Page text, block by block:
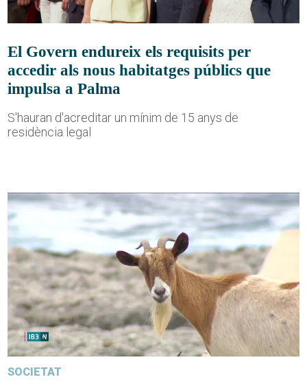
El Govern endureix els requisits per
accedir als nous habitatges públics que
impulsa a Palma
S'hauran d'acreditar un mínim de 15 anys de
residència legal
SOCIETAT